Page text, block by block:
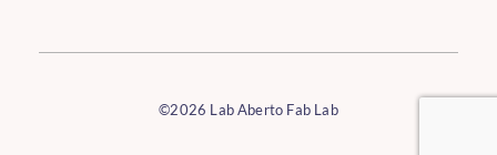
©2026 Lab Aberto Fab Lab